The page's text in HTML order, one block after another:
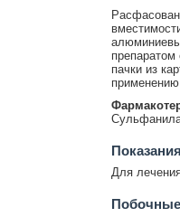
пачки из
Для